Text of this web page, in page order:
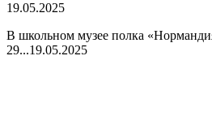
19.05.2025
В школьном музее полка
29...19.05.2025